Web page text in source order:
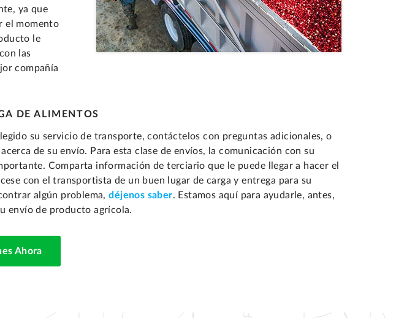
ya que
el momento
le
las
compañía
DE ALIMENTOS
su servicio de transporte, contáctelos con preguntas adicionales, o
de su envío. Para esta clase de envíos, la comunicación con su
Comparta información de terciario que le puede llegar a hacer el
con el transportista de un buen lugar de carga y entrega para su
algún problema,déjenos saber. Estamos aquí para ayudarle, antes,
envío de producto agrícola.
Ahora